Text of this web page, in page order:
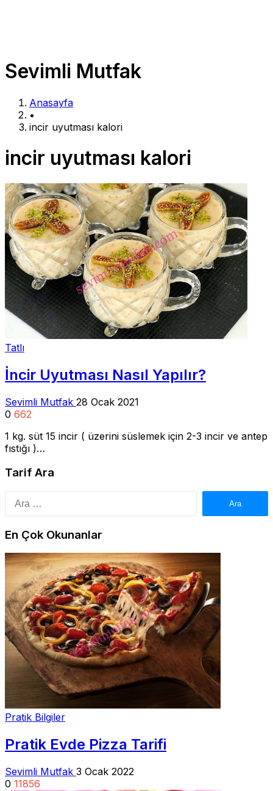
Sevimli Mutfak
Anasayfa
•
incir uyutması kalori
incir uyutması kalori
Tatlı
İncir Uyutması Nasıl Yapılır?
Sevimli Mutfak 28 Ocak 2021
0 662
1 kg. süt 15 incir ( üzerini süslemek için 2-3 incir ve antep
fıstığı )…
Tarif Ara
En Çok Okunanlar
Pratik Bilgiler
Pratik Evde Pizza Tarifi
Sevimli Mutfak 3 Ocak 2022
0 11856